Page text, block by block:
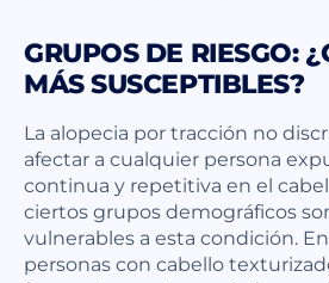
GRUPOS DE RIESGO:
MÁS SUSCEPTIBLES?
La alopecia por tracción no
afectar a cualquier persona
continua y repetitiva en el
ciertos grupos demográficos
vulnerables a esta condición.
personas con cabello